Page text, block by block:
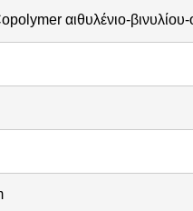
αιθυλένιο-